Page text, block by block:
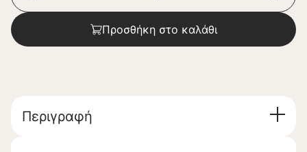
Προσθήκη στο καλάθι
Περιγραφή